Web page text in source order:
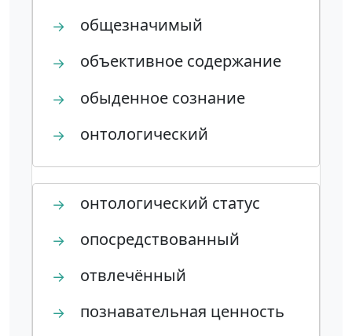
→ общезначимый
→ объективное содержание
→ обыденное сознание
→ онтологический
→ онтологический статус
→ опосредствованный
→ отвлечённый
→ познавательная ценность